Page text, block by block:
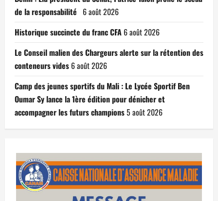
de la responsabilité 6 août 2026
Historique succincte du franc CFA 6 août 2026
Le Conseil malien des Chargeurs alerte sur la rétention des
conteneurs vides 6 août 2026
Camp des jeunes sportifs du Mali : Le Lycée Sportif Ben
Oumar Sy lance la 1ère édition pour dénicher et
accompagner les futurs champions5 août 2026